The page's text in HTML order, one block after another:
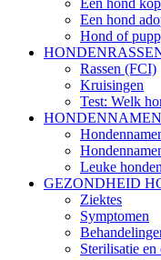
Een hond
Een hond
Hond of
Rassen (FCI)
Kruisingen
Test: Welk
HONDENNAMEN
Leuke
GEZONDHEID
Ziektes
Symptomen
Sterilisatie en